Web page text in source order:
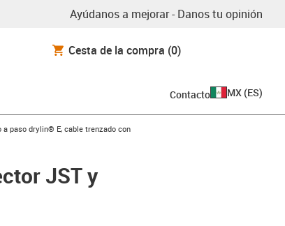
Ayúdanos a mejorar - Danos tu opinión
Cesta de la compra (0)
Contacto MX (ES)
right
a paso drylin® E, cable trenzado con
JST y